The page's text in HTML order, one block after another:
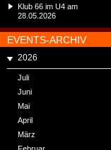
Klub 66 im U4 am
28.05.2026
EVENTS-ARCHIV
2026
Juli
Juni
Mai
April
März